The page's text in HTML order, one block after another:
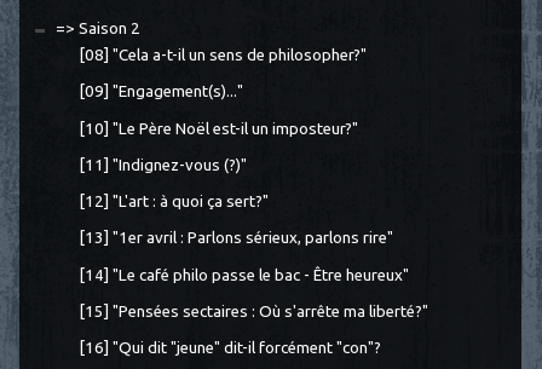
=> Saison 2
[08] "Cela a-t-il un sens de philosopher?"
[09] "Engagement(s)..."
[10] "Le Père Noël est-il un imposteur?"
[11] "Indignez-vous (?)"
[12] "L'art : à quoi ça sert?"
[13] "1er avril : Parlons sérieux, parlons rire"
[14] "Le café philo passe le bac - Être heureux"
[15] "Pensées sectaires : Où s'arrête ma liberté?"
[16] "Qui dit "jeune" dit-il forcément "con"?